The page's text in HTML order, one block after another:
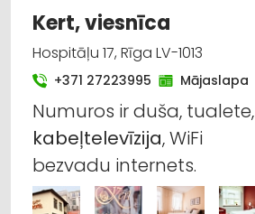
Kert, viesnīca
Hospitāļu 17, Rīga LV-1013
+371 27223995 Mājaslapa
Numuros ir duša, tualete,
kabeļtelevīzija, WiFi
bezvadu internets.